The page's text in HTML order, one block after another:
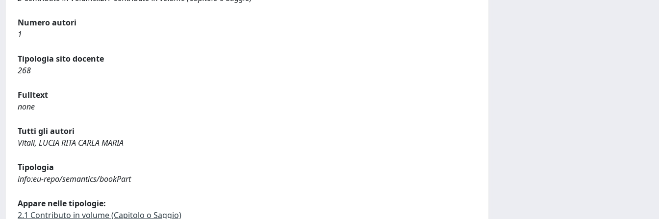
Numero autori
1
Tipologia sito docente
268
Fulltext
none
Tutti gli autori
Vitali, LUCIA RITA CARLA MARIA
Tipologia
info:eu-repo/semantics/bookPart
Appare nelle tipologie:
2.1 Contributo in volume (Capitolo o Saggio)